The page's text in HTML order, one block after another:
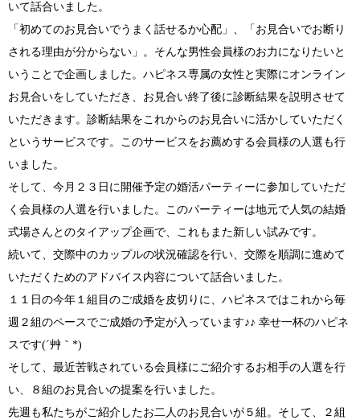
いて話合いました。
「初めてのお見合いでうまく話せるか心配」 、
「お見合いでお断り
される理由が分からない」 。そんな男性会員様のお力になりたいと
いうことで企画しました。ハピネス専属の女性と実際にオンライン
お見合いをしていただき、お見合い終了後に診断結果を説明させて
いただきます。診断結果をこれからのお見合いに活かしていただく
というサービスです。このサービスをお薦めする会員様の人選も行
いました。
そして、今月２３日に開催予定の婚活パーティーに参加していただ
く会員様の人選を行いました。このパーティーは地元で人気の結婚
式場さんとのタイアップ企画で、これもまた新しい試みです。
続いて、交際中のカップルの状況確認を行い、交際を順調に進めて
いただくためのアドバイス内容について話合いました。
１１日の今年１組目のご成婚を皮切りに、ハピネスではこれから毎
週２組のペース でご成婚の予定が入っています♪♪ 幸せ一杯のハピネ
スです(´艸｀*)
そして、最近苦戦されている会員様にご紹介するお相手の人選を行
い、
８組のお見合いの提案を行いました。
先週も私たちがご紹介したお二人のお見合いが５組。そして、
２組